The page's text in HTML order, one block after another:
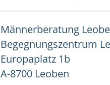
Männerberatung
Begegnungszentrum
Europaplatz 1b
A-8700 Leoben